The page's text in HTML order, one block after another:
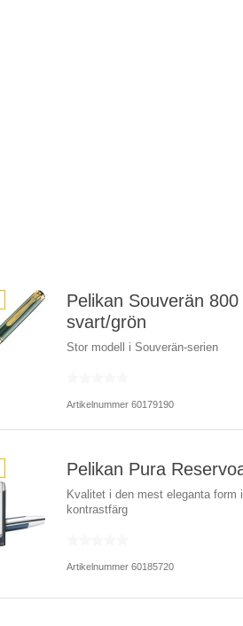
Pelikan Souverän
svart/grön
Stor modell i Souverän-serien
Artikelnummer 60179190
Pelikan Pura
Kvalitet i den mest eleganta
kontrastfärg
Artikelnummer 60185720